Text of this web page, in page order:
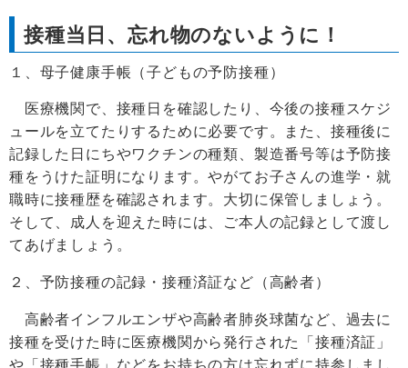
接種当日、忘れ物のないように！
１、母子健康手帳（子どもの予防接種）
医療機関で、接種日を確認したり、今後の接種スケジ
ュールを立てたりするために必要です。また、接種後に
記録した日にちやワクチンの種類、製造番号等は予防接
種をうけた証明になります。やがてお子さんの進学・就
職時に接種歴を確認されます。大切に保管しましょう。
そして、成人を迎えた時には、ご本人の記録として渡し
てあげましょう。
２、予防接種の記録・接種済証など（高齢者）
高齢者インフルエンザや高齢者肺炎球菌など、過去に
接種を受けた時に医療機関から発行された「接種済証」
や「接種手帳」などをお持ちの方は忘れずに持参しまし